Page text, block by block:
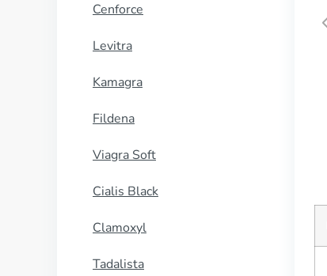
Cenforce
Levitra
Kamagra
Fildena
Viagra Soft
Cialis Black
Clamoxyl
Tadalista